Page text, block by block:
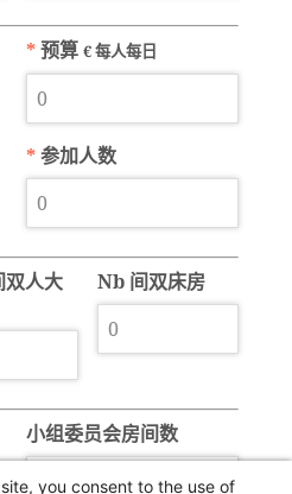
*预算 € 每人每日
*参加人数
人大
Nb 间双床房
小组委员会房间数
you consent to the use of